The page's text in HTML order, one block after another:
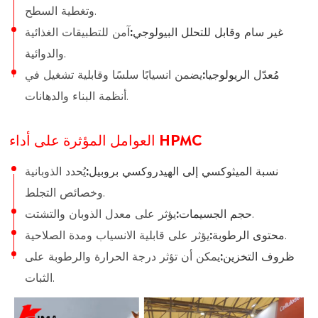
وتغطية السطح.
غير سام وقابل للتحلل البيولوجي:آمن للتطبيقات الغذائية
والدوائية.
مُعدّل الريولوجيا:يضمن انسيابًا سلسًا وقابلية تشغيل في
أنظمة البناء والدهانات.
العوامل المؤثرة على أداء HPMC
نسبة الميثوكسي إلى الهيدروكسي بروبيل:يُحدد الذوبانية
وخصائص التجلط.
حجم الجسيمات:يؤثر على معدل الذوبان والتشتت.
محتوى الرطوبة:يؤثر على قابلية الانسياب ومدة الصلاحية.
ظروف التخزين:يمكن أن تؤثر درجة الحرارة والرطوبة على
الثبات.